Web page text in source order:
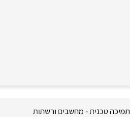
תמיכה טכנית - מחשבים ורשתות